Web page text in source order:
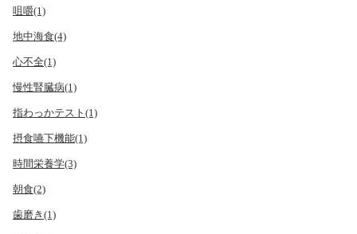
咀嚼(1)
地中海食(4)
心不全(1)
慢性腎臓病(1)
指わっかテスト(1)
摂食嚥下機能(1)
時間栄養学(3)
朝食(2)
歯磨き(1)